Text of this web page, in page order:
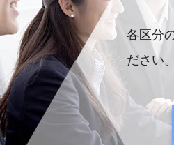
令和5
令和5年
令和5年
令和5年
令和5
各区分
ださい。